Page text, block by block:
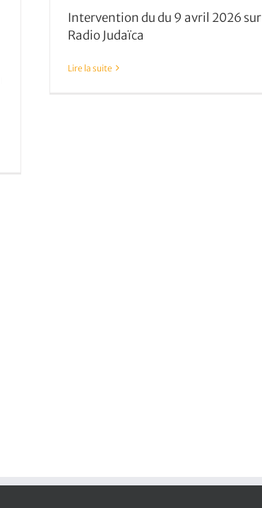
Intervention du du 9 avril 2026 sur
Radio Judaïca
Lire la suite